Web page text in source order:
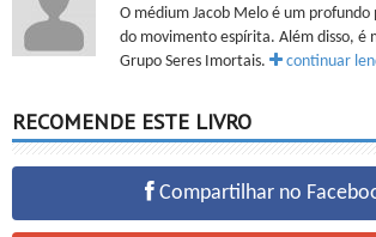
O médium Jacob Melo é um profundo
do movimento espírita. Além disso, é
Grupo Seres Imortais.
continuar
RECOMENDE ESTE LIVRO
Compartilhar no